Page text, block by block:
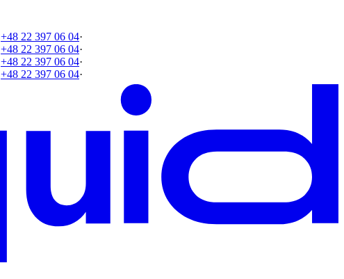
+48 22 397 06 04·
+48 22 397 06 04·
+48 22 397 06 04·
+48 22 397 06 04·